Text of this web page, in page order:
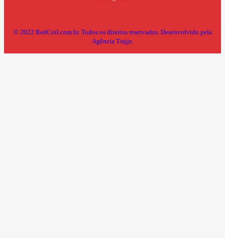
© 2022 RedCoil.com.br. Todos os direitos reservados. Desenvolvido pela
Agência Trajje.